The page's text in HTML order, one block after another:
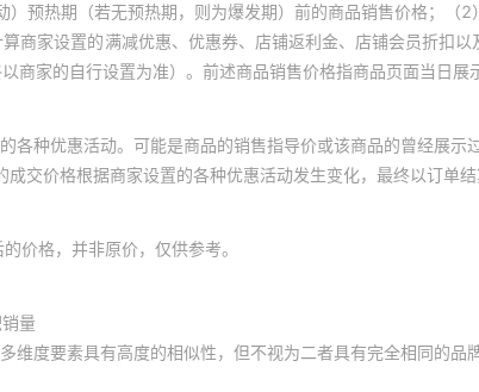
预热期（若无预热期，则为爆发期）前的商品销售价格；
商家设置的满减优惠、优惠券、店铺返利金、店铺会员折扣
家的自行设置为准）。前述商品销售价格指商品页面当日
种优惠活动。可能是商品的销售指导价或该商品的曾经展示
交价格根据商家设置的各种优惠活动发生变化，最终以订单结
价格，并非原价，仅供参考。
量
度要素具有高度的相似性，但不视为二者具有完全相同的品